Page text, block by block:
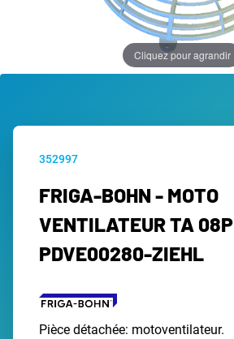
Cliquez pour agrandir
352997
FRIGA-BOHN - MOTO
VENTILATEUR TA 08P
PDVE00280-ZIEHL
Pièce détachée: motoventilateur.